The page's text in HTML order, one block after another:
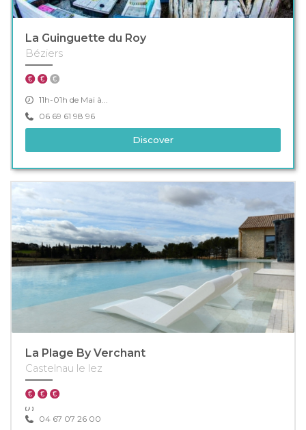
La Guinguette du Roy
Béziers
11h-01h de Mai à...
06 69 61 98 96
Discover
La Plage By Verchant
Castelnau le lez
04 67 07 26 00